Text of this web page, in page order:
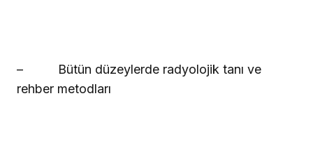
– Bütün düzeylerde radyolojik tanı ve
rehber metodları